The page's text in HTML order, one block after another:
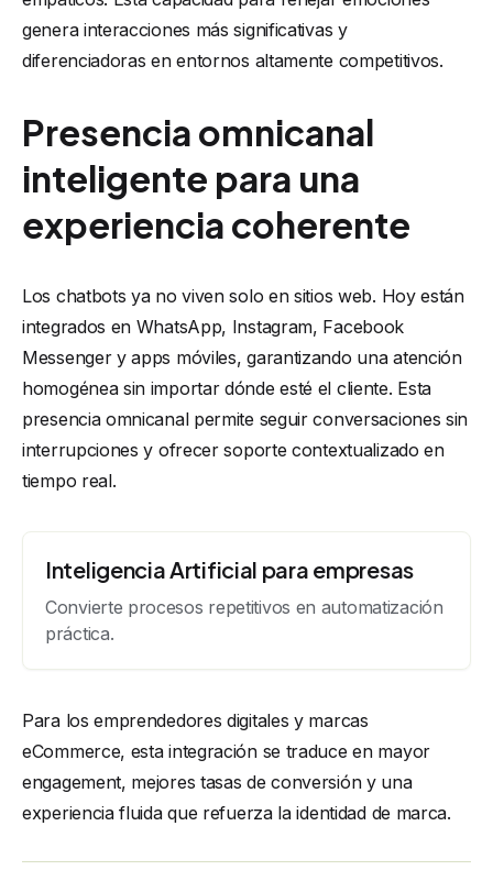
genera interacciones más significativas y
diferenciadoras en entornos altamente competitivos.
Presencia omnicanal
inteligente para una
experiencia coherente
Los chatbots ya no viven solo en sitios web. Hoy están
integrados en WhatsApp, Instagram, Facebook
Messenger y apps móviles, garantizando una atención
homogénea sin importar dónde esté el cliente. Esta
presencia omnicanal permite seguir conversaciones sin
interrupciones y ofrecer soporte contextualizado en
tiempo real.
Inteligencia Artificial para empresas
Convierte procesos repetitivos en automatización
práctica.
Para los emprendedores digitales y marcas
eCommerce, esta integración se traduce en mayor
engagement, mejores tasas de conversión y una
experiencia fluida que refuerza la identidad de marca.